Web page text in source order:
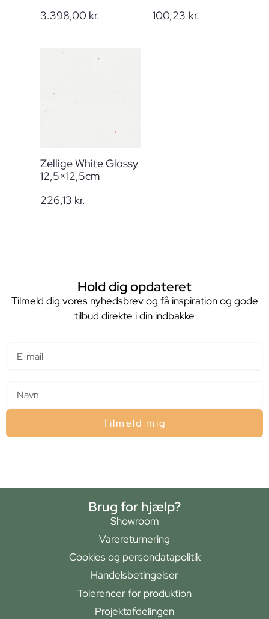
3.398,00 kr. 100,23 kr.
Zellige White Glossy
12,5×12,5cm
226,13 kr.
Hold dig opdateret
Tilmeld dig vores nyhedsbrev og få inspiration og gode
tilbud direkte i din indbakke
Tilmeld mig
Brug for hjælp?
Showroom
Varereturnering
Cookies og persondatapolitik
Handelsbetingelser
Tolerencer for produktion
Projektafdelingen